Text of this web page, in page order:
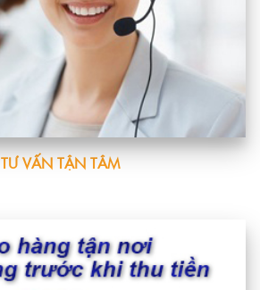
TƯ VẤN TẬN TÂM